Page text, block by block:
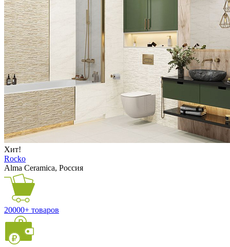
Хит!
Rocko
Alma Ceramica, Россия
20000+ товаров